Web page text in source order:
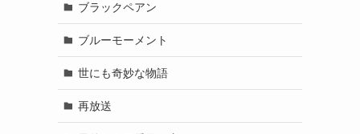
ブラックペアン
ブルーモーメント
世にも奇妙な物語
再放送